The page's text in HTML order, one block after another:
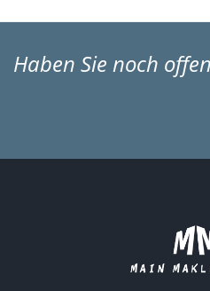
Haben Sie noch